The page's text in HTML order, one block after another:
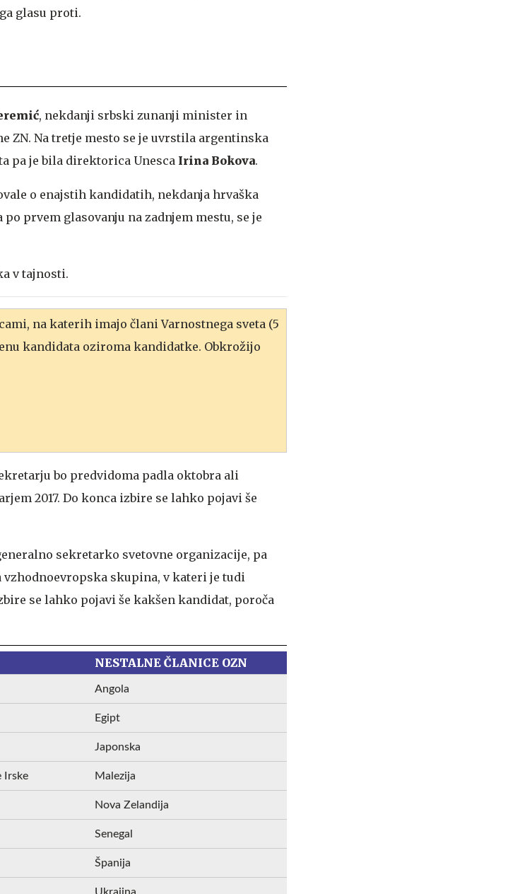
glasu proti.
, nekdanji srbski zunanji minister in
ZN. Na tretje mesto se je uvrstila argentinska
pa je bila direktorica Unesca Irina Bokova.
o enajstih kandidatih, nekdanja hrvaška
po prvem glasovanju na zadnjem mestu, se je
v tajnosti.
na katerih imajo člani Varnostnega sveta (5
kandidata oziroma kandidatke. Obkrožijo
bo predvidoma padla oktobra ali
2017. Do konca izbire se lahko pojavi še
sekretarko svetovne organizacije, pa
skupina, v kateri je tudi
se lahko pojavi še kakšen kandidat, poroča
NESTALNE ČLANICE OZN
Angola
Egipt
Japonska
Irske Malezija
Nova Zelandija
Senegal
Španija